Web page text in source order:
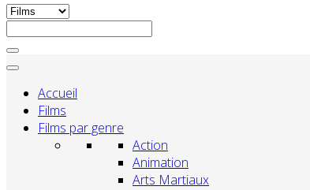
Accueil
Films
Films par genre
Action
Animation
Arts Martiaux